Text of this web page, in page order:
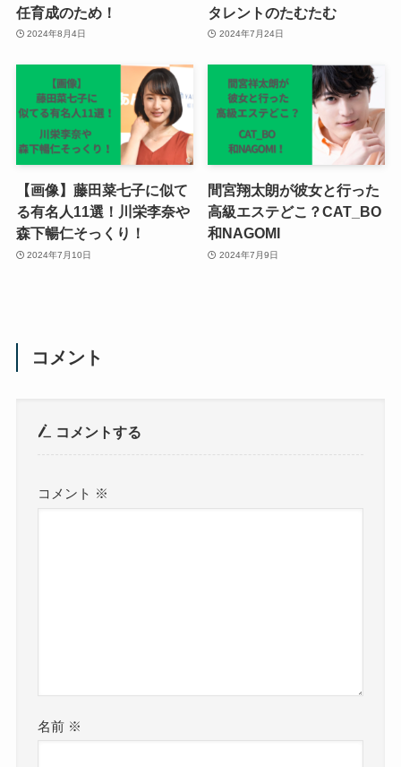
任育成のため！
2024年8月4日
タレントのたむたむ
2024年7月24日
【画像】藤田菜七子に似て
る有名人11選！川栄李奈や
森下暢仁そっくり！
2024年7月10日
間宮翔太朗が彼女と行った
高級エステどこ？CAT_BO
和NAGOMI
2024年7月9日
コメント
コメントする
コメント ※
名前 ※